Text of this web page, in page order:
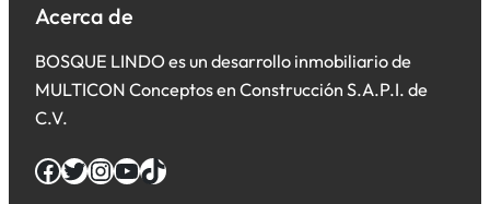
Acerca de
BOSQUE LINDO es un desarrollo inmobiliario de
MULTICON Conceptos en Construcción S.A.P.I. de
C.V.